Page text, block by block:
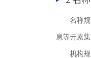
名称
息等元素
机构